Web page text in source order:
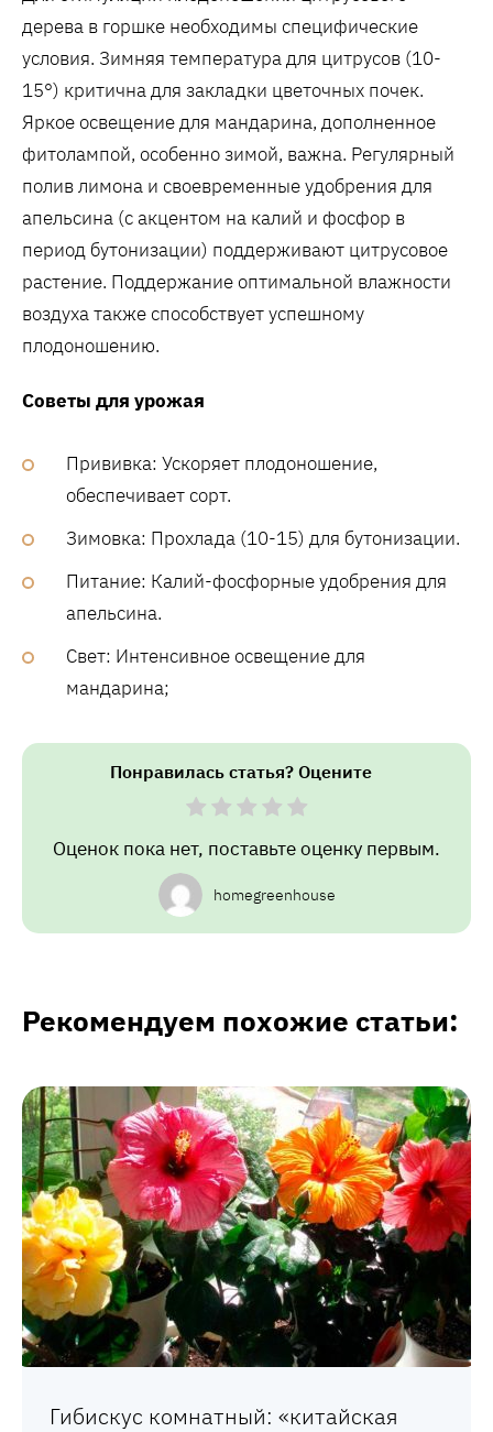
дерева в горшке необходимы специфические
условия. Зимняя температура для цитрусов (10-
15°) критична для закладки цветочных почек.
Яркое освещение для мандарина, дополненное
фитолампой, особенно зимой, важна. Регулярный
полив лимона и своевременные удобрения для
апельсина (с акцентом на калий и фосфор в
период бутонизации) поддерживают цитрусовое
растение. Поддержание оптимальной влажности
воздуха также способствует успешному
плодоношению.
Советы для урожая
Прививка: Ускоряет плодоношение,
обеспечивает сорт.
Зимовка: Прохлада (10-15) для бутонизации.
Питание: Калий-фосфорные удобрения для
апельсина.
Свет: Интенсивное освещение для
мандарина;
Понравилась статья? Оцените
Оценок пока нет, поставьте оценку первым.
homegreenhouse
Рекомендуем похожие статьи:
Гибискус комнатный: «китайская